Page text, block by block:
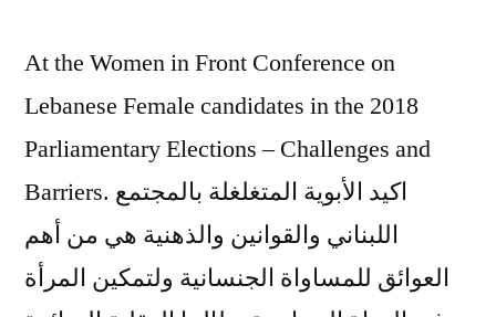
At the Women in Front Conference on
Lebanese Female candidates in the 2018
Parliamentary Elections – Challenges and
Barriers. اكيد الأبوية المتغلغلة بالمجتمع
اللبناني والقوانين والذهنية هي من أهم
العوائق للمساواة الجنسانية ولتمكين المرأة